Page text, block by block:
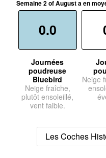
Semaine 2 of August a en
0.0
Journées
poudreuse
Bluebird
Neige fraîche,
plutôt ensoleillé,
vent faible.
Neige
Les Coches